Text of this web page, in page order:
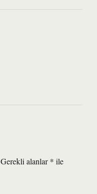
Gerekli alanlar* ile